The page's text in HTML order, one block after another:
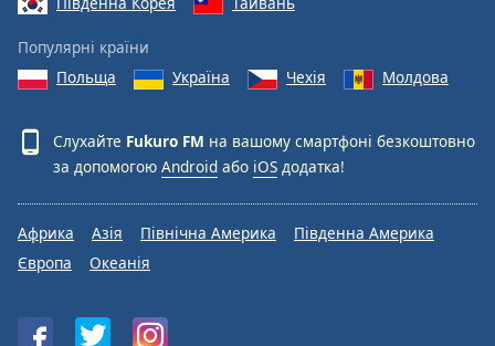
Close
Dialog
End
window.
Популярні країни
Польща
Україна Чехія Молдова
Слухайте Fukuro FM на вашому смартфоні безкоштовно
за допомогою Android або iOS додатка!
Африка Азія Північна Америка
Південна Америка
Європа
Океанія